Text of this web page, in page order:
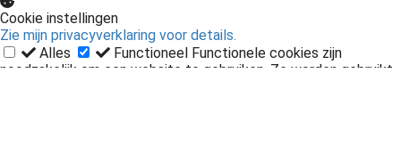
Cookie instellingen
Zie mijn privacyverklaring voor details.
Alles
Functioneel Functionele cookies zijn
noodzakelijk om een website te gebruiken. Ze worden gebruikt